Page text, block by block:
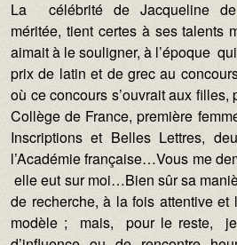
La célébrité de Jacqueline de
méritée, tient certes à ses talents
aimait à le souligner, à l’époque
prix de latin et de grec au
où ce concours s’ouvrait aux filles,
Collège de France, première
Inscriptions et Belles Lettres,
l’Académie française…Vous me
elle eut sur moi…Bien sûr sa
de recherche, à la fois attentive et
modèle ; mais, pour le reste, je